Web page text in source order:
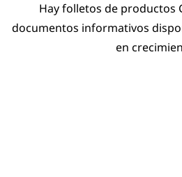
Hay folletos de productos
documentos informativos
en